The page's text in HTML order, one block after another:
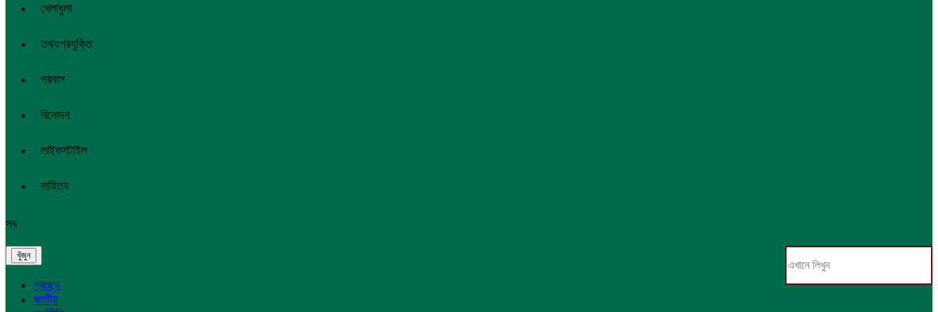
খেলাধুলা
তথ্যপ্রযুক্তি
প্রবাস
বিনোদন
লাইফস্টাইল
সাহিত্য
সব
প্রচ্ছদ
জাতীয়